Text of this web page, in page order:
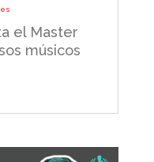
el Master
músicos